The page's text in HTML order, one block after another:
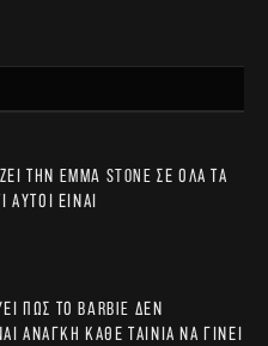
την Emma Stone σε όλα τα
είναι
πως το Barbie δεν
ανάγκη κάθε ταινία να γίνει